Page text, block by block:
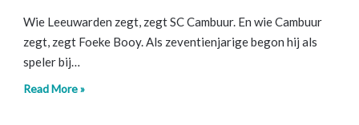
Wie Leeuwarden zegt, zegt SC Cambuur. En wie Cambuur
zegt, zegt Foeke Booy. Als zeventienjarige begon hij als
speler bij…
Read More »